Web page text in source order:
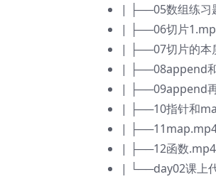
| ├──05数组练习
| ├──06切片
| ├──07切片的本
| ├──08append
| ├──09append
| ├──10指针和
|
| ├──12函数
| └──day02课上